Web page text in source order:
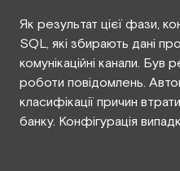
Як результат цієї фази,
SQL, які збирають дані
комунікаційні канали. Був
роботи повідомлень.
класифікації причин
банку. Конфігурація